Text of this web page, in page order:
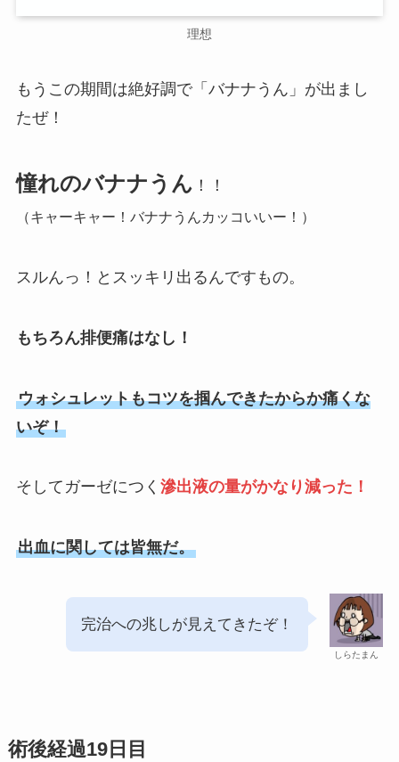
理想
もうこの期間は絶好調で「バナナうん」が出まし
たぜ！
憧れのバナナうん ！！
（キャーキャー！バナナうんカッコいいー！）
スルんっ！とスッキリ出るんですもの。
もちろん排便痛はなし！
ウォシュレットもコツを掴んできたからか痛くな
いぞ！
そしてガーゼにつく 滲出液の量がかなり減った！
出血に関しては皆無だ。
しらたまん
完治への兆しが見えてきたぞ！
術後経過19日目